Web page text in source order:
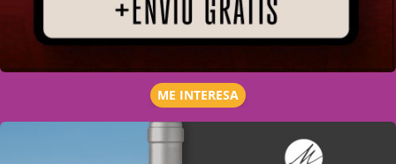
ME INTERESA